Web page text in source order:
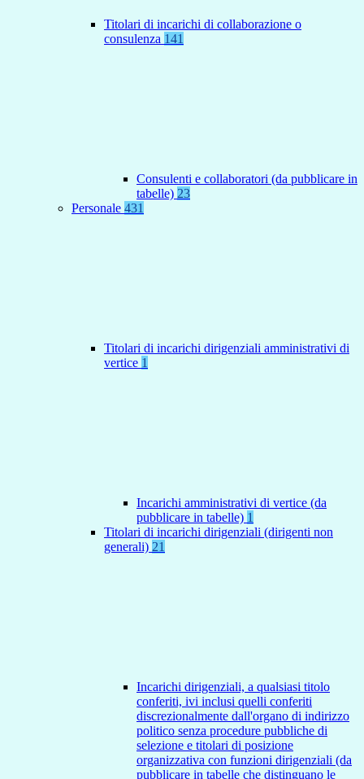
Titolari di incarichi di collaborazione o
consulenza 141
Consulenti e collaboratori (da pubblicare in
tabelle) 23
Personale 431
Titolari di incarichi dirigenziali amministrativi di
vertice 1
Incarichi amministrativi di vertice (da
pubblicare in tabelle) 1
Titolari di incarichi dirigenziali (dirigenti non
generali) 21
Incarichi dirigenziali, a qualsiasi titolo
conferiti, ivi inclusi quelli conferiti
discrezionalmente dall'organo di indirizzo
politico senza procedure pubbliche di
selezione e titolari di posizione
organizzativa con funzioni dirigenziali (da
pubblicare in tabelle che distinguano le